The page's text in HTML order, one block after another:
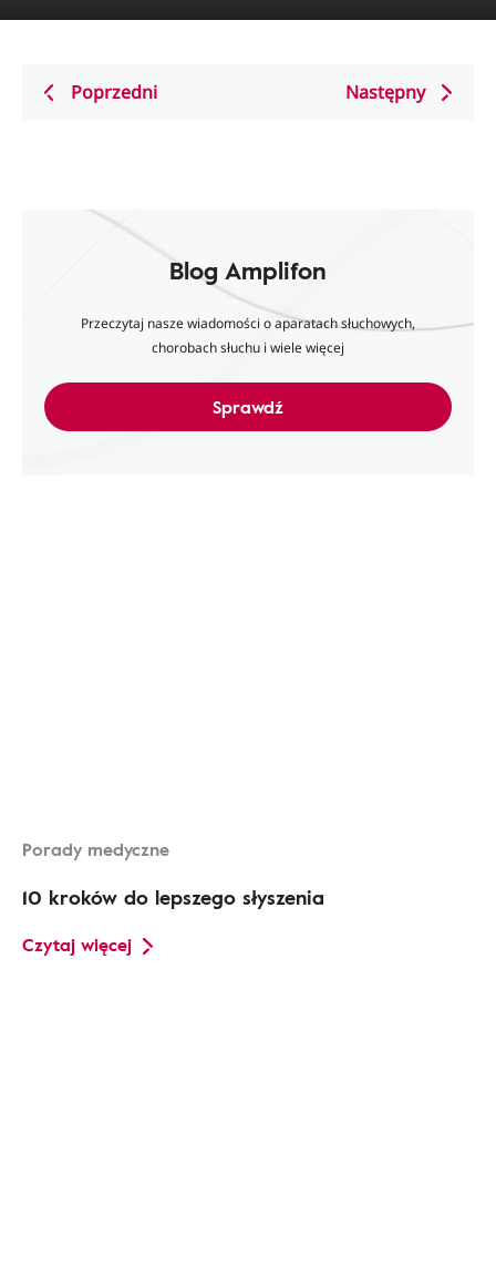
Poprzedni Następny
Blog Amplifon
Przeczytaj nasze wiadomości o aparatach słuchowych,
chorobach słuchu i wiele więcej
Sprawdź
Porady medyczne
10 kroków do lepszego słyszenia
Czytaj więcej